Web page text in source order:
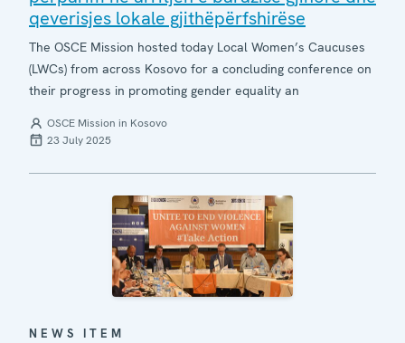
qeverisjes lokale gjithëpërfshirëse
The OSCE Mission hosted today Local Women’s Caucuses
(LWCs) from across Kosovo for a concluding conference on
their progress in promoting gender equality an
OSCE Mission in Kosovo
23 July 2025
NEWS ITEM